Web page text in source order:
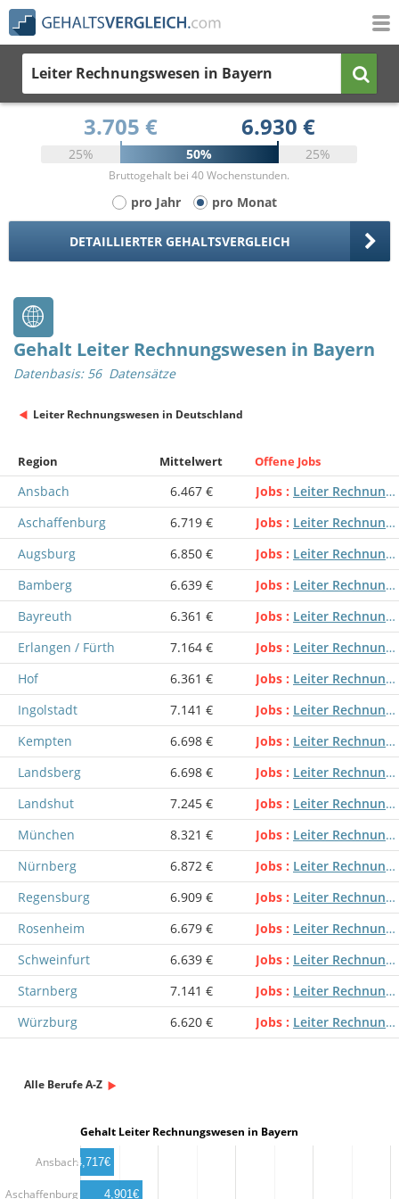
Leiter Rechnungswesen in Bayern
3.705 € 6.930 €
25% 50% 25%
Bruttogehalt bei 40 Wochenstunden.
pro Jahr pro Monat
DETAILLIERTER GEHALTSVERGLEICH
Gehalt Leiter Rechnungswesen in Bayern
Datenbasis: 56 Datensätze
Leiter Rechnungswesen in Deutschland
Region Mittelwert Offene Jobs
Ansbach 6.467 € Jobs
Leiter Rechnungswesen
Aschaffenburg
6.719 € Jobs
Leiter Rechnungswesen
Augsburg
6.850 € Jobs
Leiter Rechnungswesen
Bamberg
6.639 € Jobs
Leiter Rechnungswesen
Bayreuth
6.361 € Jobs
Leiter Rechnungswesen
Erlangen / Fürth
7.164 € Jobs
Leiter Rechnungswesen
Hof
6.361 € Jobs
Leiter Rechnungswesen
Ingolstadt
7.141 € Jobs
Leiter Rechnungswesen
Kempten
6.698 € Jobs
Leiter Rechnungswesen
Landsberg
6.698 € Jobs
Leiter Rechnungswesen
Landshut
7.245 € Jobs
Leiter Rechnungswesen
München
8.321 € Jobs
Leiter Rechnungswesen
Nürnberg
6.872 € Jobs
Leiter Rechnungswesen
Regensburg
6.909 € Jobs
Leiter Rechnungswesen
Rosenheim
6.679 € Jobs
Leiter Rechnungswesen
Schweinfurt
6.639 € Jobs
Leiter Rechnungswesen
Starnberg
7.141 € Jobs
Leiter Rechnungswesen
Würzburg
6.620 € Jobs Leiter Rechnungswesen
Alle Berufe A-Z
Gehalt Leiter Rechnungswesen in Bayern
Ansbach
Aschaffenburg
4,717€
4,901€